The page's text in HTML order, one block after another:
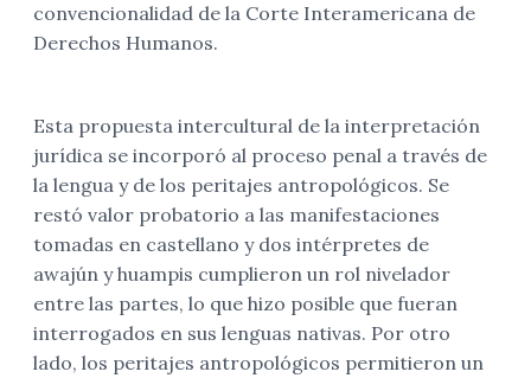
convencionalidad de la Corte Interamericana de
Derechos Humanos.
Esta propuesta intercultural de la interpretación
jurídica se incorporó al proceso penal a través de
la lengua y de los peritajes antropológicos. Se
restó valor probatorio a las manifestaciones
tomadas en castellano y dos intérpretes de
awajún y huampis cumplieron un rol nivelador
entre las partes, lo que hizo posible que fueran
interrogados en sus lenguas nativas. Por otro
lado, los peritajes antropológicos permitieron un